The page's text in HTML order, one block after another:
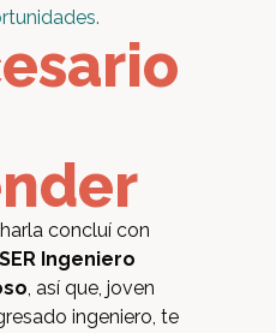
concluí con
Ingeniero
, así que, joven
ingeniero, te